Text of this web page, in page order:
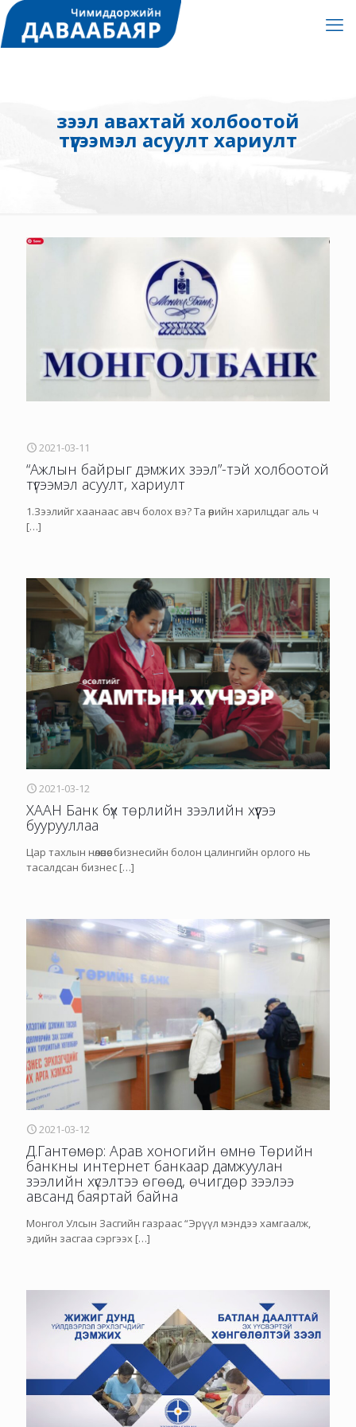
зээл авахтай холбоотой
түгээмэл асуулт хариулт
2021-03-11
“Ажлын байрыг дэмжих зээл”-тэй холбоотой
түгээмэл асуулт, хариулт
1.Зээлийг хаанаас авч болох вэ? Та өөрийн харилцдаг аль ч
[…]
2021-03-12
ХААН Банк бүх төрлийн зээлийн хүүгээ
буурууллаа
Цар тахлын нөлөөнөөс бизнесийн болон цалингийн орлого нь
тасалдсан бизнес […]
2021-03-12
Д.Гантөмөр: Арав хоногийн өмнө Төрийн
банкны интернет банкаар дамжуулан
зээлийн хүсэлтээ өгөөд, өчигдөр зээлээ
авсанд баяртай байна
Монгол Улсын Засгийн газраас “Эрүүл мэндээ хамгаалж,
эдийн засгаа сэргээх […]